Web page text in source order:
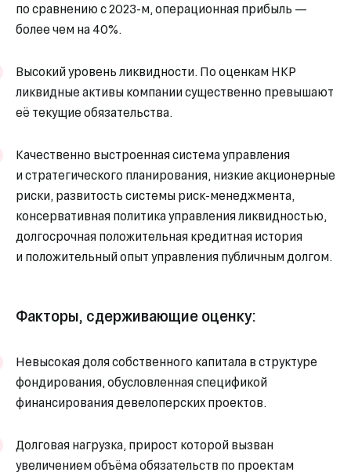
по сравнению с 2023-м, операционная прибыль —
более чем на 40%.
Высокий уровень ликвидности. По оценкам НКР
ликвидные активы компании существенно превышают
её текущие обязательства.
Качественно выстроенная система управления
и стратегического планирования, низкие акционерные
риски, развитость системы риск-менеджмента,
консервативная политика управления ликвидностью,
долгосрочная положительная кредитная история
и положительный опыт управления публичным долгом.
Факторы, сдерживающие оценку:
Невысокая доля собственного капитала в структуре
фондирования, обусловленная спецификой
финансирования девелоперских проектов.
Долговая нагрузка, прирост которой вызван
увеличением объёма обязательств по проектам